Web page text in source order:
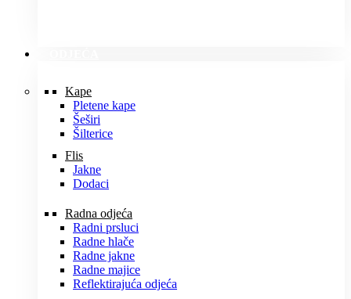
Kape
Pletene kape
Šeširi
Šilterice
Flis
Jakne
Dodaci
Radna odjeća
Radni prsluci
Radne hlače
Radne jakne
Radne majice
Reflektirajuća odjeća